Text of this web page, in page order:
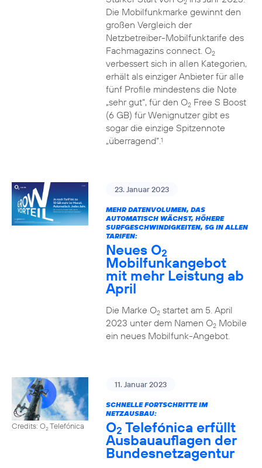
2
Die Mobilfunkmarke gewinnt den
großen Vergleich der
Netzbetreiber-Mobilfunktarife des
Fachmagazins connect. O2
verbessert sich in allen Kategorien,
erhält als einziger Anbieter für alle
fünf Profile mindestens die Note
„sehr gut“, für den O2Free S Boost
(6 GB) für Wenignutzer gibt es
sogar die einzige Spitzennote
„überragend“.1
23. Januar 2023
MEHR DATENVOLUMEN, DAS
AUTOMATISCH WÄCHST, HÖHERE
SURFGESCHWINDIGKEITEN, 5G IN ALLEN
TARIFEN:
Neues O2
Mobilfunkangebot
mit mehr Leistung ab
April
Die Marke O2startet am 5. April
2023 unter dem Namen O2Mobile
ein neues Mobilfunk-Angebot.
Credits: O2Telefónica
11. Januar 2023
SCHNELLE FORTSCHRITTE IM
NETZAUSBAU:
O2 Telefónica erfüllt
Ausbauauflagen der
Bundesnetzagentur